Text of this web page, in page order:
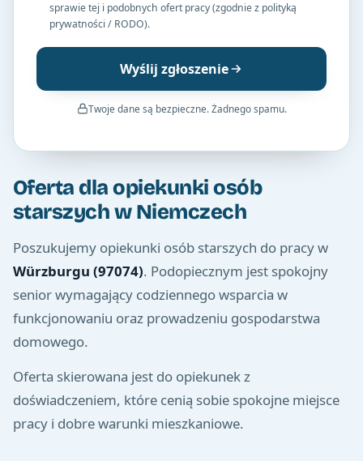
sprawie tej i podobnych ofert pracy (zgodnie z polityką
prywatności / RODO).
Wyślij zgłoszenie
Twoje dane są bezpieczne. Żadnego spamu.
Oferta dla opiekunki osób
starszych w Niemczech
Poszukujemy opiekunki osób starszych do pracy w
Würzburgu (97074). Podopiecznym jest spokojny
senior wymagający codziennego wsparcia w
funkcjonowaniu oraz prowadzeniu gospodarstwa
domowego.
Oferta skierowana jest do opiekunek z
doświadczeniem, które cenią sobie spokojne miejsce
pracy i dobre warunki mieszkaniowe.